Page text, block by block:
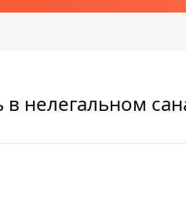
нелегальном